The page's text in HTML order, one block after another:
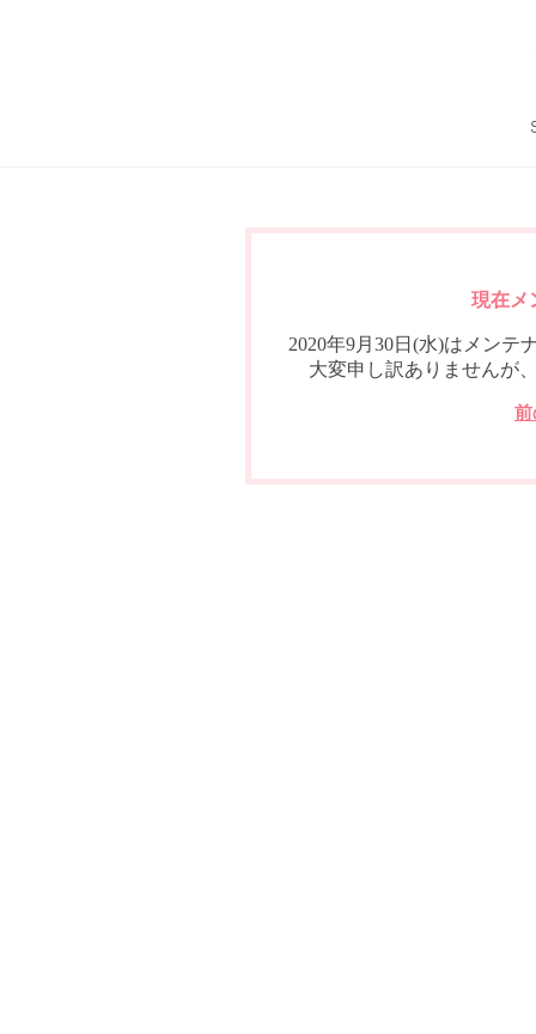
現在メ
2020年9月30日(水)はメンテ
大変申し訳ありませんが
前